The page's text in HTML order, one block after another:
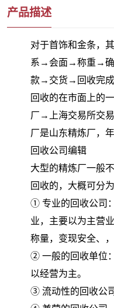
产品描述
对于首饰和金条，
系→会面→称重→确
款→交货→回收完成
回收的在市面上的
厂→上海交易所交
厂是山东精炼厂，
回收公司编辑
大型的精炼厂一般
回收的，大概可分
① 专业的回收公司
业，主要以为主营
称量，变现安全、，
② 一般的回收单位
以经营为主。
③ 流动性的回收公